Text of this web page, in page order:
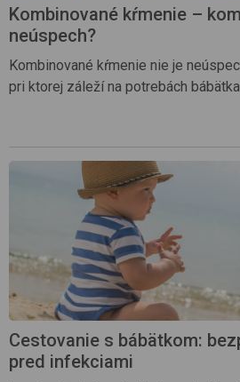
Kombinované kŕmenie –
neúspech?
Kombinované kŕmenie nie je
pri ktorej záleží na potrebách
Cestovanie s bábätkom:
pred infekciami